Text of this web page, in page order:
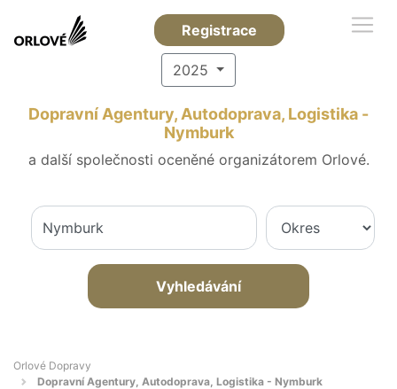
Registrace
2025
Dopravní Agentury, Autodoprava, Logistika -
Nymburk
a další společnosti oceněné organizátorem Orlové.
Vyhledávání
Orlové Dopravy
Dopravní Agentury, Autodoprava, Logistika - Nymburk